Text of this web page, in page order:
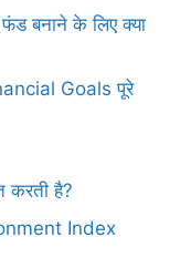
बनाने के लिए क्या
Goals पूरे
करती है?
Index